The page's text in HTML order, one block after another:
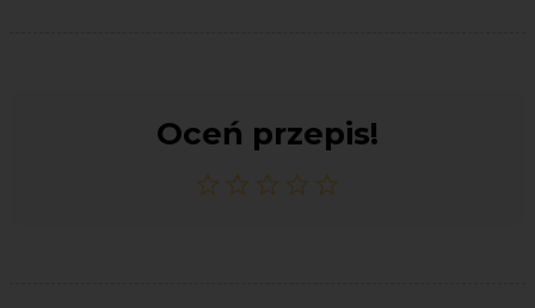
Oceń przepis!